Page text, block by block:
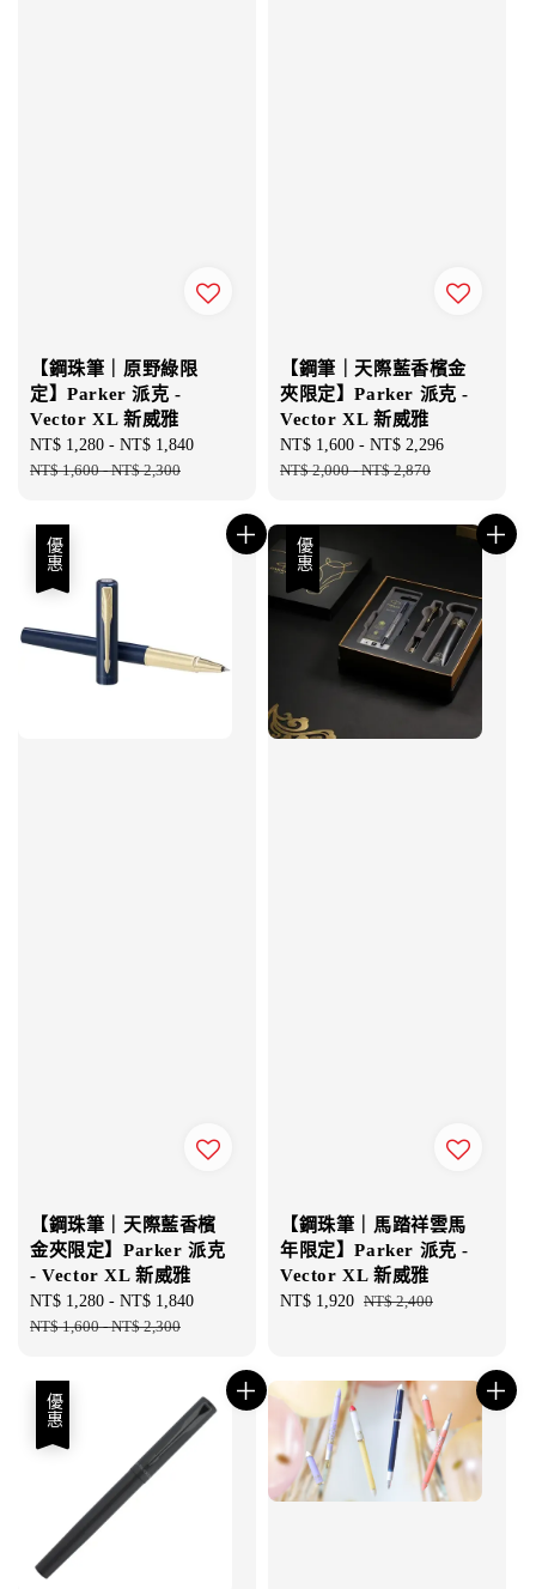
【鋼珠筆｜原野綠限
定】Parker 派克 -
Vector XL 新威雅
Sale
price
NT$ 1,280 - NT$ 1,840
NT$ 1,600-NT$ 2,300
【鋼筆｜天際藍香檳金
夾限定】Parker 派克 -
Vector XL 新威雅
Sale
price
NT$ 1,600 - NT$ 2,296
NT$ 2,000-NT$ 2,870
優惠
【鋼珠筆｜天際藍香檳
金夾限定】Parker 派克
- Vector XL 新威雅
Sale
price
NT$ 1,280 - NT$ 1,840
NT$ 1,600-NT$ 2,300
優惠
【鋼珠筆｜馬踏祥雲馬
年限定】Parker 派克 -
Vector XL 新威雅
Sale
NT$ 1,920 Regular
NT$ 2,400
優惠